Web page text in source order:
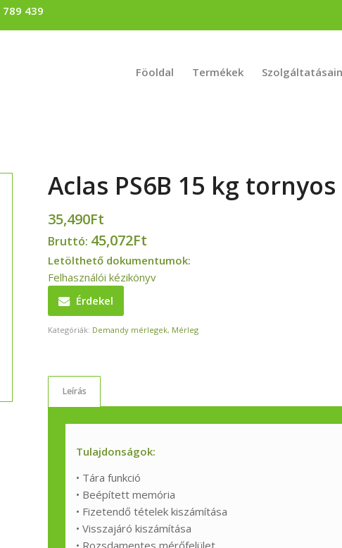
789 439
Föoldal Termékek
Aclas PS6B 15 kg tornyos
35,490Ft
Bruttó: 45,072Ft
Letölthető dokumentumok:
Felhasználói kézikönyv
Érdekel
Kategóriák: Demandy mérlegek, Mérleg
Leírás
Tulajdonságok:
• Tára funkció
• Beépített memória
• Fizetendő tételek kiszámítása
• Visszajáró kiszámítása